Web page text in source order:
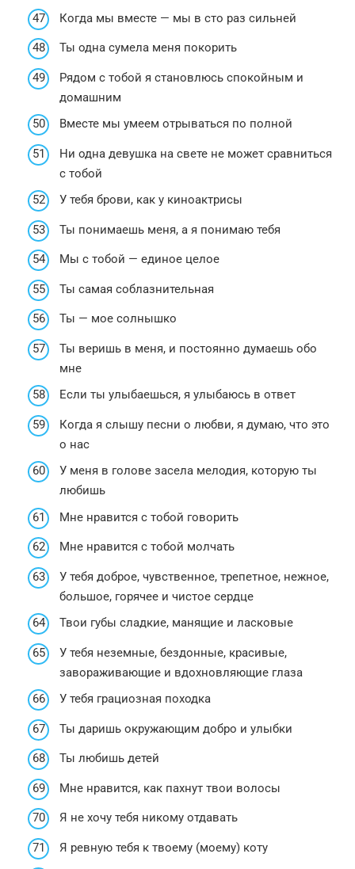
Когда мы вместе — мы в сто раз сильней
Ты одна сумела меня покорить
Рядом с тобой я становлюсь спокойным и
домашним
Вместе мы умеем отрываться по полной
Ни одна девушка на свете не может сравниться
с тобой
У тебя брови, как у киноактрисы
Ты понимаешь меня, а я понимаю тебя
Мы с тобой — единое целое
Ты самая соблазнительная
Ты — мое солнышко
Ты веришь в меня, и постоянно думаешь обо
мне
Если ты улыбаешься, я улыбаюсь в ответ
Когда я слышу песни о любви, я думаю, что это
о нас
У меня в голове засела мелодия, которую ты
любишь
Мне нравится с тобой говорить
Мне нравится с тобой молчать
У тебя доброе, чувственное, трепетное, нежное,
большое, горячее и чистое сердце
Твои губы сладкие, манящие и ласковые
У тебя неземные, бездонные, красивые,
завораживающие и вдохновляющие глаза
У тебя грациозная походка
Ты даришь окружающим добро и улыбки
Ты любишь детей
Мне нравится, как пахнут твои волосы
Я не хочу тебя никому отдавать
Я ревную тебя к твоему (моему) коту